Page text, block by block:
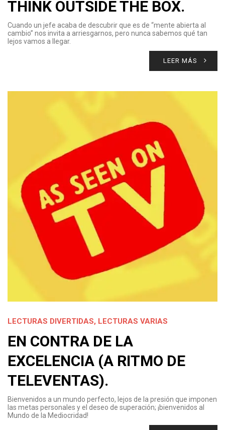
THINK OUTSIDE THE BOX.
Cuando un jefe acaba de descubrir que es de “mente abierta al
cambio” nos invita a arriesgarnos, pero nunca sabemos qué tan
lejos vamos a llegar.
LEER MÁS
LECTURAS DIVERTIDAS, LECTURAS VARIAS
EN CONTRA DE LA
EXCELENCIA (A RITMO DE
TELEVENTAS).
Bienvenidos a un mundo perfecto, lejos de la presión que imponen
las metas personales y el deseo de superación; ¡bienvenidos al
Mundo de la Mediocridad!